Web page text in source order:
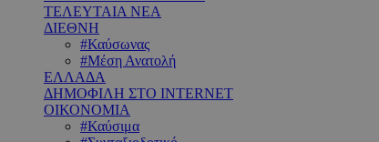
ΤΕΛΕΥΤΑΙΑ ΝΕΑ
ΔΙΕΘΝΗ
#Καύσωνας
#Μέση Ανατολή
ΕΛΛΑΔΑ
ΔΗΜΟΦΙΛΗ ΣΤΟ INTERNET
ΟΙΚΟΝΟΜΙΑ
#Καύσιμα